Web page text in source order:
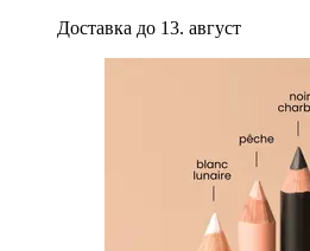
Доставка до 13. август